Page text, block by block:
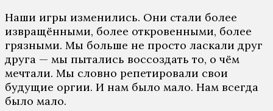
Наши игры изменились. Они стали более
извращёнными, более откровенными, более
грязными. Мы больше не просто ласкали друг
друга — мы пытались воссоздать то, о чём
мечтали. Мы словно репетировали свои
будущие оргии. И нам было мало. Нам всегда
было мало.